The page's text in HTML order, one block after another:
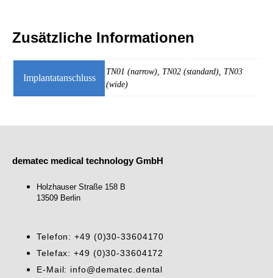
Zusätzliche Informationen
Implantatanschluss
TN01 (narrow), TN02 (standard), TN03
(wide)
dematec medical technology GmbH
Holzhauser Straße 158 B
13509 Berlin
Telefon: +49 (0)30-33604170
Telefax: +49 (0)30-33604172
E-Mail: info@dematec.dental